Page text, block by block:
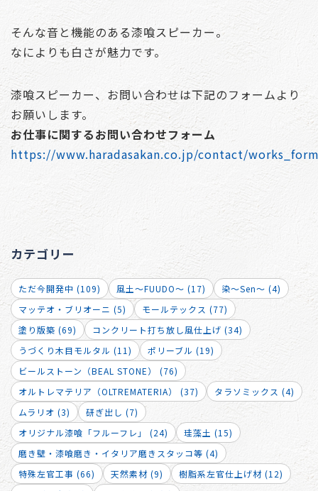
そんな音と機能のある漆喰スピーカー。
なによりも白さが魅力です。
漆喰スピーカー、お問い合わせは下記のフォームより
お願いします。
お仕事に関するお問い合わせフォーム
https://www.haradasakan.co.jp/contact/
カテゴリー
ただ今開発中 (109) 風土～FUUDO～ (17)
染～Sen～ (4)
マッテオ・ブリオーニ (5)
モールテックス (77)
塗り版築 (69)
コンクリート打ち放し風仕上げ (34)
うづくり木目モルタル (11)
ポリーブル (19)
ビールストーン（BEAL STONE） (76)
オルトレマテリア（OLTREMATERIA） (37)
タラソミックス (4)
ムラリオ (3)
研ぎ出し (7)
オリジナル漆喰「フルーフレ」 (24)
珪藻土 (15)
磨き壁・漆喰磨き・イタリア磨きスタッコ等 (4)
特殊左官工事 (66)
天然素材 (9)
樹脂系左官仕上げ材 (12)